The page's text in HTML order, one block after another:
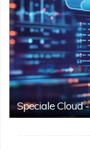
Speciale Cloud